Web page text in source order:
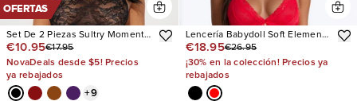
OFERTAS
Set De 2 Piezas Sultry Moments
Lace
€10.95€17.95
NovaDeals desde $5! Precios
ya rebajados
+9
Lencería Babydoll Soft Elements
Mesh Lace
€18.95€26.95
¡30% en la colección! Precios ya
rebajados